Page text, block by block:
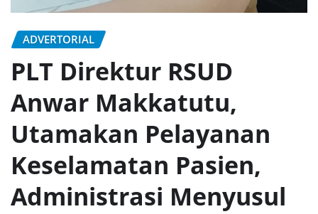
ADVERTORIAL
PLT Direktur RSUD
Anwar Makkatutu,
Utamakan Pelayanan
Keselamatan Pasien,
Administrasi Menyusul